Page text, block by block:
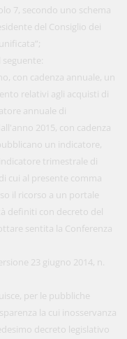
7, secondo uno schema
del Consiglio dei
con cadenza annuale, un
relativi agli acquisti di
annuale di
2015, con cadenza
un indicatore,
trimestrale di
cui al presente comma
il ricorso a un portale
definiti con decreto del
sentita la Conferenza
23 giugno 2014, n.
per le pubbliche
la cui inosservanza
decreto legislativo